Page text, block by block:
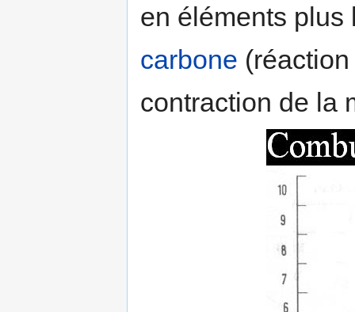
en éléments plus
carbone
contraction de la